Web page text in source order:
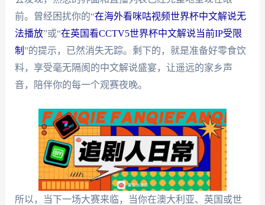
前。曾经困扰你的“在海外看咪咕视频世界杯中文解说无
法播放”或“在英国看CCTV5世界杯中文解说当前IP受限
制 ”的提示，已然消失无踪。剩下的，就是准备好零食饮
料，享受毫无隔阂的中文解说盛宴，让遥远的家乡声
音，陪伴你的每一个观赛夜晚。
所以，当下一场大赛来临，当你在澳大利亚、英国或世